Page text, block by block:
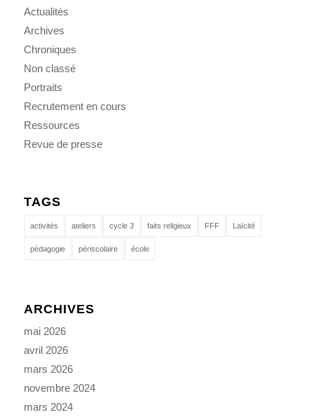
Actualités
Archives
Chroniques
Non classé
Portraits
Recrutement en cours
Ressources
Revue de presse
TAGS
activités ateliers cycle 3 faits religieux FFF Laïcité
pédagogie périscolaire école
ARCHIVES
mai 2026
avril 2026
mars 2026
novembre 2024
mars 2024